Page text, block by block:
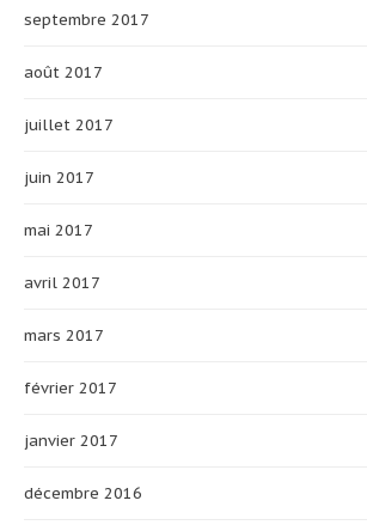
septembre 2017
août 2017
juillet 2017
juin 2017
mai 2017
avril 2017
mars 2017
février 2017
janvier 2017
décembre 2016